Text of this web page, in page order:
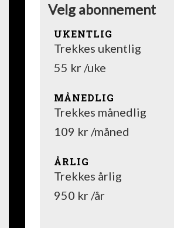
Velg abonnement
UKENTLIG
Trekkes ukentlig
55 kr /uke
MÅNEDLIG
Trekkes månedlig
109 kr /måned
ÅRLIG
Trekkes årlig
950 kr /år